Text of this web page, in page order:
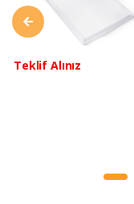
Teklif Alınız